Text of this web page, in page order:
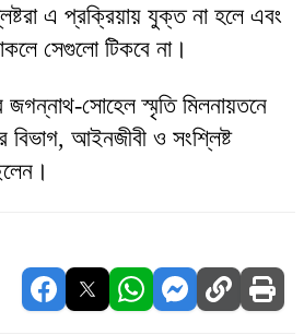
এ প্রক্রিয়ায় যুক্ত না হলে এবং
সেগুলো টিকবে না।
জগন্নাথ-সোহেল স্মৃতি মিলনায়তনে
বিভাগ, আইনজীবী ও সংশ্লিষ্ট